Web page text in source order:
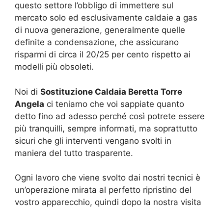
questo settore l’obbligo di immettere sul
mercato solo ed esclusivamente caldaie a gas
di nuova generazione, generalmente quelle
definite a condensazione, che assicurano
risparmi di circa il 20/25 per cento rispetto ai
modelli più obsoleti.
Noi di Sostituzione Caldaia Beretta Torre
Angela ci teniamo che voi sappiate quanto
detto fino ad adesso perché così potrete essere
più tranquilli, sempre informati, ma soprattutto
sicuri che gli interventi vengano svolti in
maniera del tutto trasparente.
Ogni lavoro che viene svolto dai nostri tecnici è
un’operazione mirata al perfetto ripristino del
vostro apparecchio, quindi dopo la nostra visita